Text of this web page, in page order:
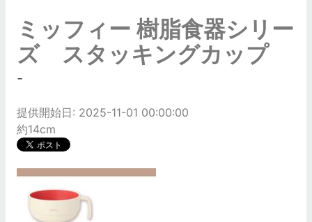
ミッフィー 樹脂食器シリー
ズ スタッキングカップ
-
提供開始日: 2025-11-01 00:00:00
約14cm